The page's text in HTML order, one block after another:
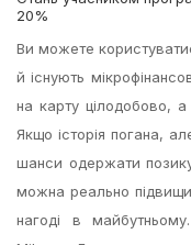
20%
Ви можете
й існують
на карту цілодобово,
Якщо історія погана,
шанси одержати
можна реально
нагоді в